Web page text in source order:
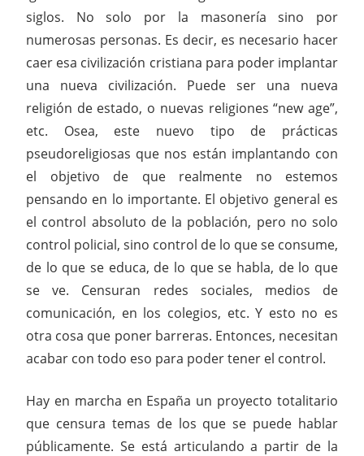
siglos. No solo por la masonería sino por
numerosas personas. Es decir, es necesario hacer
caer esa civilización cristiana para poder implantar
una nueva civilización. Puede ser una nueva
religión de estado, o nuevas religiones “new age”,
etc. Osea, este nuevo tipo de prácticas
pseudoreligiosas que nos están implantando con
el objetivo de que realmente no estemos
pensando en lo importante. El objetivo general es
el control absoluto de la población, pero no solo
control policial, sino control de lo que se consume,
de lo que se educa, de lo que se habla, de lo que
se ve. Censuran redes sociales, medios de
comunicación, en los colegios, etc. Y esto no es
otra cosa que poner barreras. Entonces, necesitan
acabar con todo eso para poder tener el control.
Hay en marcha en España un proyecto totalitario
que censura temas de los que se puede hablar
públicamente. Se está articulando a partir de la